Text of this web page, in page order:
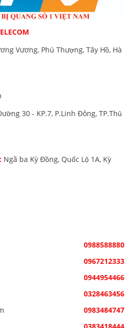
Vương, Phú Thượng, Tây Hồ, Hà
30 - KP.7, P.Linh Đông, TP.Thủ
Ngã ba Kỳ Đồng, Quốc Lộ 1A, Kỳ
0988588880
0967212333
0944954466
0328463456
0983484747
0383418444